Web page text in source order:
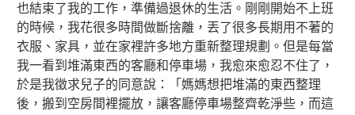
也結束了我的工作，準備過退休的生活。剛剛開始不上班
的時候，我花很多時間做斷捨離，丟了很多長期用不著的
衣服、家具，並在家裡許多地方重新整理規劃。但是每當
我一看到堆滿東西的客廳和停車場，我愈來愈忍不住了，
於是我徵求兒子的同意說：「媽媽想把堆滿的東西整理
後，搬到空房間裡擺放，讓客廳停車場整齊乾淨些，而這